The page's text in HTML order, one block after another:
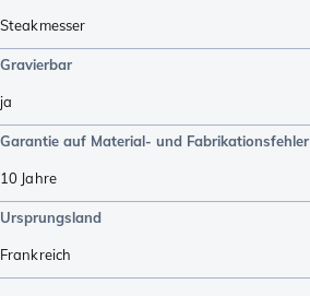
Steakmesser
Gravierbar
ja
Garantie auf Material- und Fabrikationsfehler
10 Jahre
Ursprungsland
Frankreich